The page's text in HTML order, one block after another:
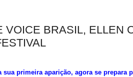
VOICE BRASIL, ELLEN
primeira aparição, agora se prepara